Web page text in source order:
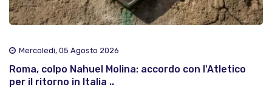
Mercoledì, 05 Agosto 2026
Roma, colpo Nahuel Molina: accordo con l'Atletico
per il ritorno in Italia ..